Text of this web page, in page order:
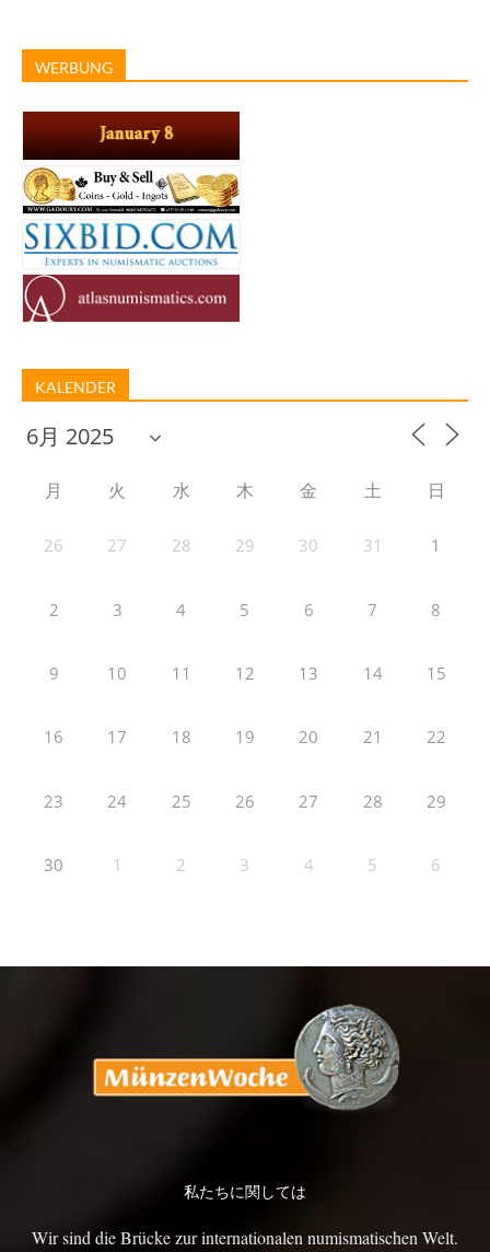
WERBUNG
KALENDER
月 火 水 木 金 土 日
26 27 28 29 30 31 1
2 3 4 5 6 7 8
9 10 11 12 13 14 15
16 17 18 19 20 21 22
23 24 25 26 27 28 29
30 1 2 3 4 5 6
私たちに関しては
Wir sind die Brücke zur internationalen numismatischen Welt.